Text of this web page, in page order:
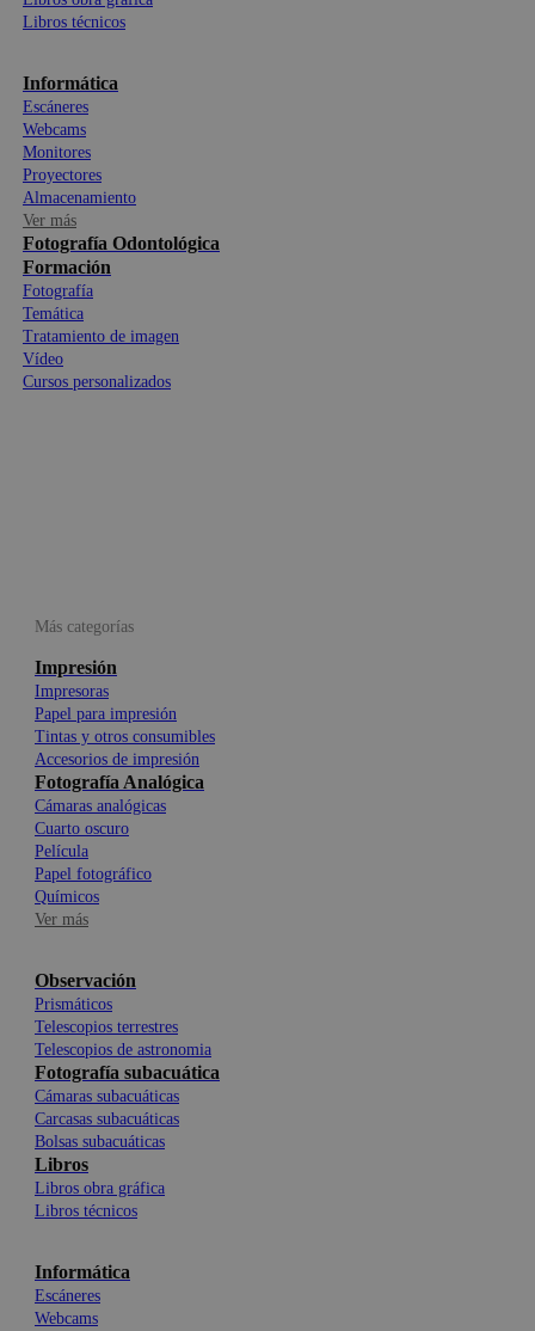
Libros técnicos
Informática
Escáneres
Webcams
Monitores
Proyectores
Almacenamiento
Ver más
Fotografía Odontológica
Formación
Fotografía
Temática
Tratamiento de imagen
Vídeo
Cursos personalizados
Más categorías
Impresión
Impresoras
Papel para impresión
Tintas y otros consumibles
Accesorios de impresión
Fotografía Analógica
Cámaras analógicas
Cuarto oscuro
Película
Papel fotográfico
Químicos
Ver más
Observación
Prismáticos
Telescopios terrestres
Telescopios de astronomia
Fotografía subacuática
Cámaras subacuáticas
Carcasas subacuáticas
Bolsas subacuáticas
Libros
Libros obra gráfica
Libros técnicos
Informática
Escáneres
Webcams